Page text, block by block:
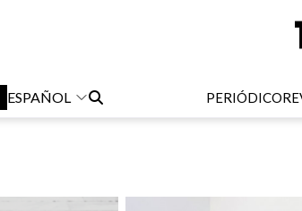
ESPAÑOL PERIÓDICO